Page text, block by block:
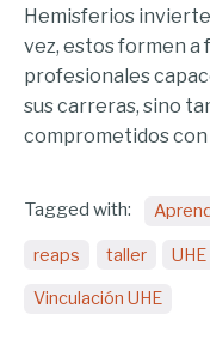
Hemisferios
vez, estos formen a
profesionales
sus carreras, sino
comprometidos con
Tagged with:
reaps taller UHE
Vinculación UHE